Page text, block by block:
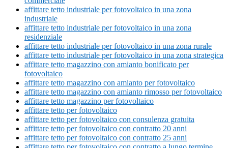
affittare tetto industriale per fotovoltaico in una zona
industriale
affittare tetto industriale per fotovoltaico in una zona
residenziale
affittare tetto industriale per fotovoltaico in una zona rurale
affittare tetto industriale per fotovoltaico in una zona strategica
affittare tetto magazzino con amianto bonificato per
fotovoltaico
affittare tetto magazzino con amianto per fotovoltaico
affittare tetto magazzino con amianto rimosso per fotovoltaico
affittare tetto magazzino per fotovoltaico
affittare tetto per fotovoltaico
affittare tetto per fotovoltaico con consulenza gratuita
affittare tetto per fotovoltaico con contratto 20 anni
affittare tetto per fotovoltaico con contratto 25 anni